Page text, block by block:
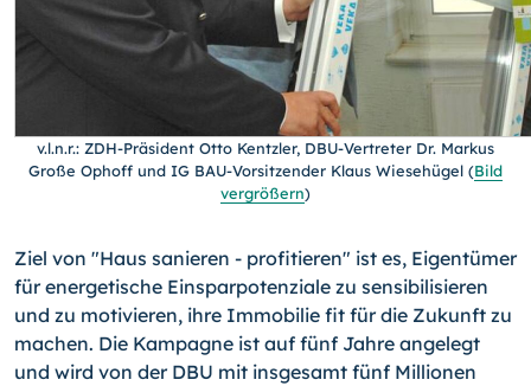
v.l.n.r.: ZDH-Präsident Otto Kentzler, DBU-Vertreter Dr. Markus
Große Ophoff und IG BAU-Vorsitzender Klaus Wiesehügel (Bild
vergrößern)
Ziel von "Haus sanieren - profitieren" ist es, Eigentümer
für energetische Einsparpotenziale zu sensibilisieren
und zu motivieren, ihre Immobilie fit für die Zukunft zu
machen. Die Kampagne ist auf fünf Jahre angelegt
und wird von der DBU mit insgesamt fünf Millionen